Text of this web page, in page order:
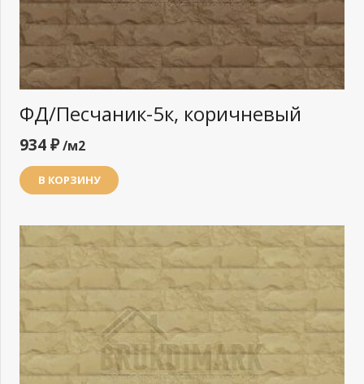
ФД/Песчаник-5к, коричневый
934₽/м2
В КОРЗИНУ